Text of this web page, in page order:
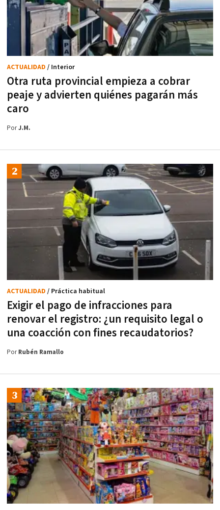
Otra ruta provincial empieza a cobrar
peaje y advierten quiénes pagarán más
caro
ACTUALIDAD / Interior
PorJ.M.
Exigir el pago de infracciones para
renovar el registro: ¿un requisito legal o
una coacción con fines recaudatorios?
ACTUALIDAD / Práctica habitual
PorRubén Ramallo